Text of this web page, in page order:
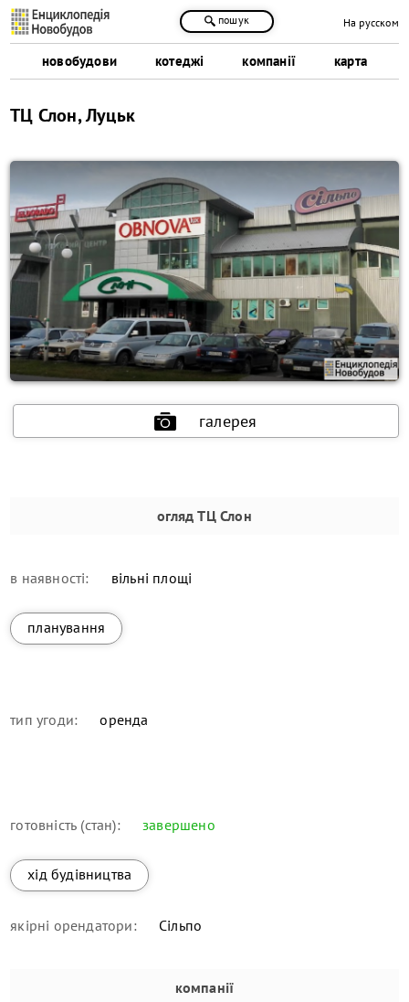
новобудови котеджі компанії карта
пошук На русском
ТЦ Слон, Луцьк
галерея
огляд ТЦ Слон
в наявності: вільні площі
планування
тип угоди: оренда
готовність (стан): завершено
хід будівництва
якірні орендатори: Сільпо
компанії